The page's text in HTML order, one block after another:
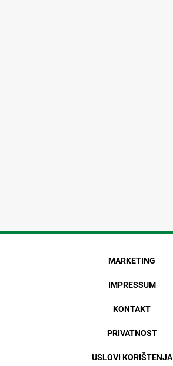
MARKETING
IMPRESSUM
KONTAKT
PRIVATNOST
USLOVI KORIŠTENJA